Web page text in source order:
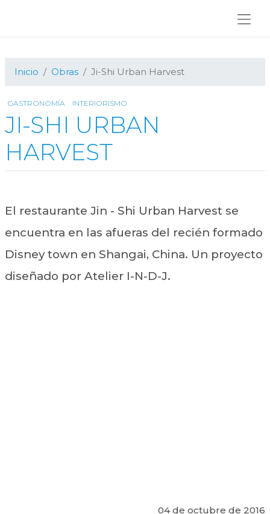
Inicio
Obras Ji-Shi Urban Harvest
GASTRONOMÍA INTERIORISMO
JI-SHI URBAN
HARVEST
El restaurante Jin - Shi Urban Harvest se
encuentra en las afueras del recién formado
Disney town en Shangai, China. Un proyecto
diseñado por Atelier I-N-D-J.
04 de octubre de 2016